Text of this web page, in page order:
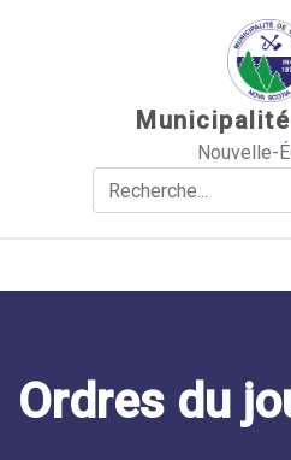
Nouvelle-
Rechercher
Ordres du